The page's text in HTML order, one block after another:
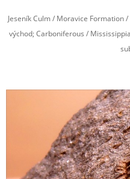
Jeseník Culm / Moravice Formation
východ; Carboniferous /